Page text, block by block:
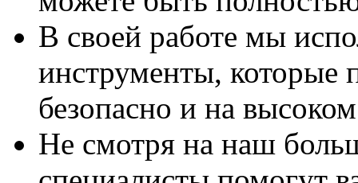
В своей работе мы
инструменты, которые
безопасно и на
Не смотря на наш